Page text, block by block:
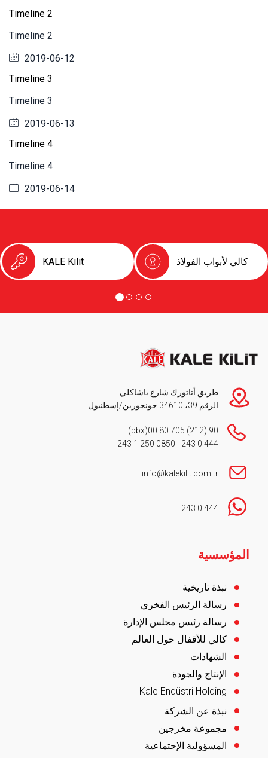
Timeline 2
Timeline 2
2019-06-12
Timeline 3
Timeline 3
2019-06-13
Timeline 4
Timeline 4
2019-06-14
KALE Kilit كالي لأبواب الفولاذ
طريق أتاتورك شارع باشاكلي
الرقم:39، 34610 جونجورين/إسطنبول
90 (212) 705 80 00
(pbx)
444 0 243
-
0850 250 1 243
info@kalekilit.com.tr
444 0 243
المؤسسية
نبذة تاريخية
رسالة الرئيس الفخري
رسالة رئيس مجلس الإدارة
كالي للأقفال حول العالم
الشهادات
الإنتاج والجودة
Kale Endüstri Holding
نبذة عن الشركة
مجموعة مخرجين
المسؤولية الإجتماعية